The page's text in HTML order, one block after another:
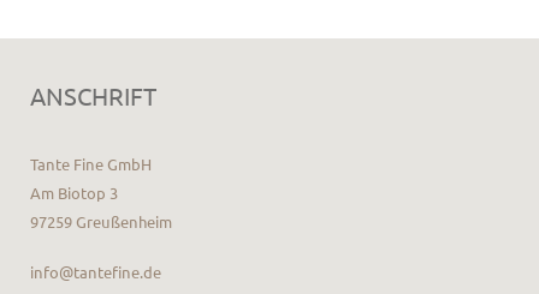
ANSCHRIFT
Tante Fine GmbH
Am Biotop 3
97259 Greußenheim
info@tantefine.de